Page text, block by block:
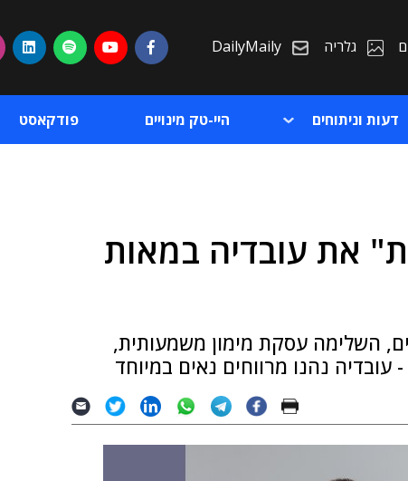
גלריה DailyMaily
דעות וניתוחים היי-טק מינויים פודקאסט
את עובדיה במאות
השלימה עסקת מימון משמעותית,